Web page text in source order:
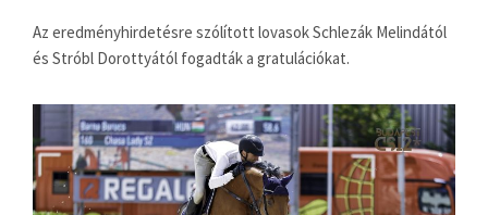
Az eredményhirdetésre szólított lovasok Schlezák Melindától
és Stróbl Dorottyától fogadták a gratulációkat.